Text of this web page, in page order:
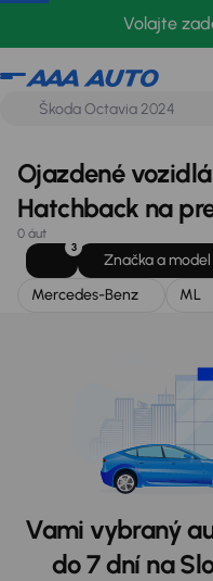
Volajte
Mercedes-Benz
Ojazdené
Hatchback na
0 áut
3
Značka a model
Mercedes-Benz
ML
Vami vybraný
do 7 dní na